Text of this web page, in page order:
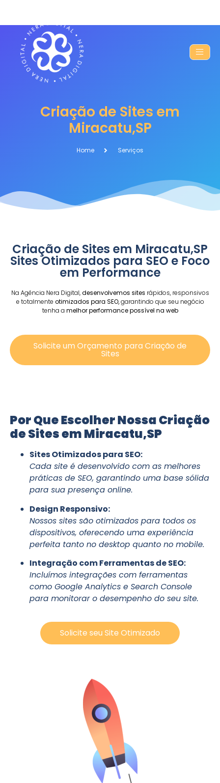
Criação de Sites em
Miracatu,SP
Home Serviços
Criação de Sites em Miracatu,SP
Sites Otimizados para SEO e Foco
em Performance
Na Agência Nera Digital,desenvolvemos sites rápidos, responsivos
e totalmente otimizados para SEO,garantindo que seu negócio
tenha a melhor performance possível na web
Solicite um Orçamento para Criação de
Sites
Por Que Escolher Nossa Criação
de Sites em Miracatu,SP
Sites Otimizados para SEO:
Cada site é desenvolvido com as melhores
práticas de SEO, garantindo uma base sólida
para sua presença online.
Design Responsivo:
Nossos sites são otimizados para todos os
dispositivos, oferecendo uma experiência
perfeita tanto no desktop quanto no mobile.
Integração com Ferramentas de SEO:
Incluímos integrações com ferramentas
como Google Analytics e Search Console
para monitorar o desempenho do seu site.
Solicite seu Site Otimizado